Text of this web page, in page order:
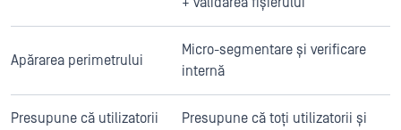
Apărarea perimetrului
Micro-segmentare și verificare
internă
Presupune că utilizatorii
Presupune că toți utilizatorii și